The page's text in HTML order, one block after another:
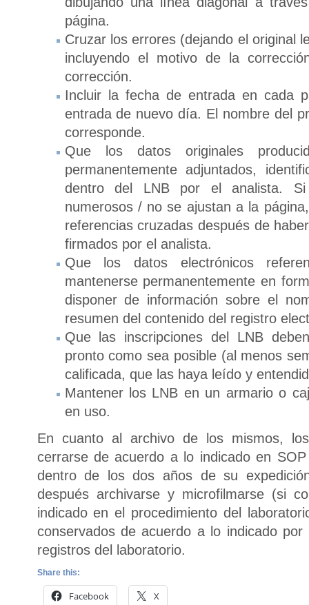
página.
Cruzar los errores (dejando el original
incluyendo el motivo de la
corrección.
Incluir la fecha de entrada en cada
entrada de nuevo día. El nombre del
corresponde.
Que los datos originales
permanentemente adjuntados,
dentro del LNB por el analista.
numerosos / no se ajustan a la
referencias cruzadas después de
firmados por el analista.
Que los datos electrónicos
mantenerse permanentemente en
disponer de información sobre el
resumen del contenido del registro
Que las inscripciones del LNB
pronto como sea posible (al menos
calificada, que las haya leído y
Mantener los LNB en un armario o
en uso.
En cuanto al archivo de los mismos,
cerrarse de acuerdo a lo indicado en
dentro de los dos años de su
después archivarse y microfilmarse (si
indicado en el procedimiento del
conservados de acuerdo a lo indicado
registros del laboratorio.
Share this:
Facebook X